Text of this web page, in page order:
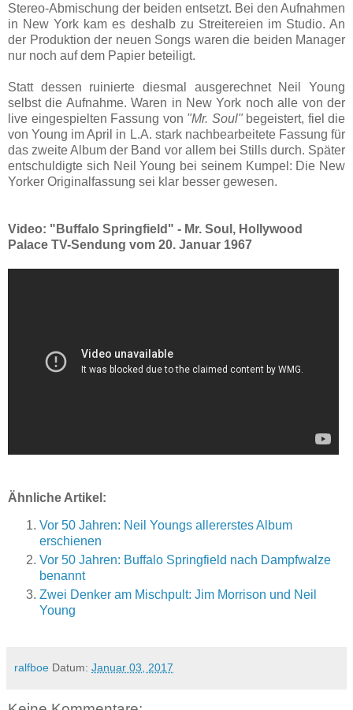
Stereo-Abmischung der beiden entsetzt. Bei den Aufnahmen
in New York kam es deshalb zu Streitereien im Studio. An
der Produktion der neuen Songs waren die beiden Manager
nur noch auf dem Papier beteiligt.
Statt dessen ruinierte diesmal ausgerechnet Neil Young
selbst die Aufnahme. Waren in New York noch alle von der
live eingespielten Fassung von "Mr. Soul" begeistert, fiel die
von Young im April in L.A. stark nachbearbeitete Fassung für
das zweite Album der Band vor allem bei Stills durch. Später
entschuldigte sich Neil Young bei seinem Kumpel: Die New
Yorker Originalfassung sei klar besser gewesen.
Video: "Buffalo Springfield" - Mr. Soul, Hollywood
Palace TV-Sendung vom 20. Januar 1967
Ähnliche Artikel:
Vor 50 Jahren: Neil Youngs allererstes Album
erschienen
Vor 50 Jahren: Buffalo Springfield nach Dampfwalze
benannt
Zwei Denker am Mischpult: Jim Morrison und Neil
Young
ralfboe Datum: Januar 03, 2017